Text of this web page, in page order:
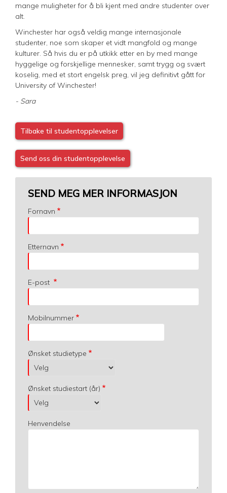
mange muligheter for å bli kjent med andre studenter over
alt.
Winchester har også veldig mange internasjonale
studenter, noe som skaper et vidt mangfold og mange
kulturer. Så hvis du er på utkikk etter en by med mange
hyggelige og forskjellige mennesker, samt trygg og svært
koselig, med et stort engelsk preg, vil jeg definitivt gått for
University of Winchester!
- Sara
Tilbake til studentopplevelser
Send oss din studentopplevelse
SEND MEG MER INFORMASJON
Fornavn
Etternavn
E-post
Mobilnummer
Ønsket studietype
Ønsket studiestart (år)
Henvendelse